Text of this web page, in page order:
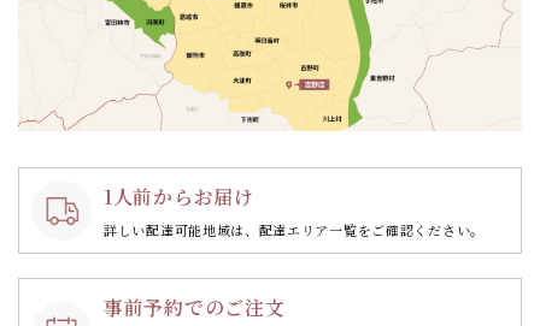
1人前からお届け
詳しい配達可能地域は、配達エリア一覧をご確認ください。
事前予約でのご注文